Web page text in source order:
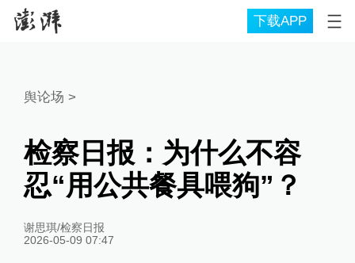
下载APP
舆论场 >
检察日报：为什么不容
忍“用公共餐具喂狗”？
谢思琪/检察日报
2026-05-09 07:47